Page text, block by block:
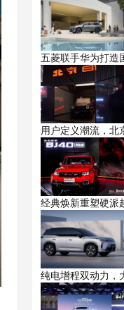
五菱联手华为打造
用户定义潮流，北
经典焕新重塑硬派
纯电增程双动力，